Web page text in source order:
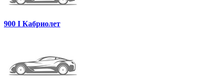
900 I Кабриолет